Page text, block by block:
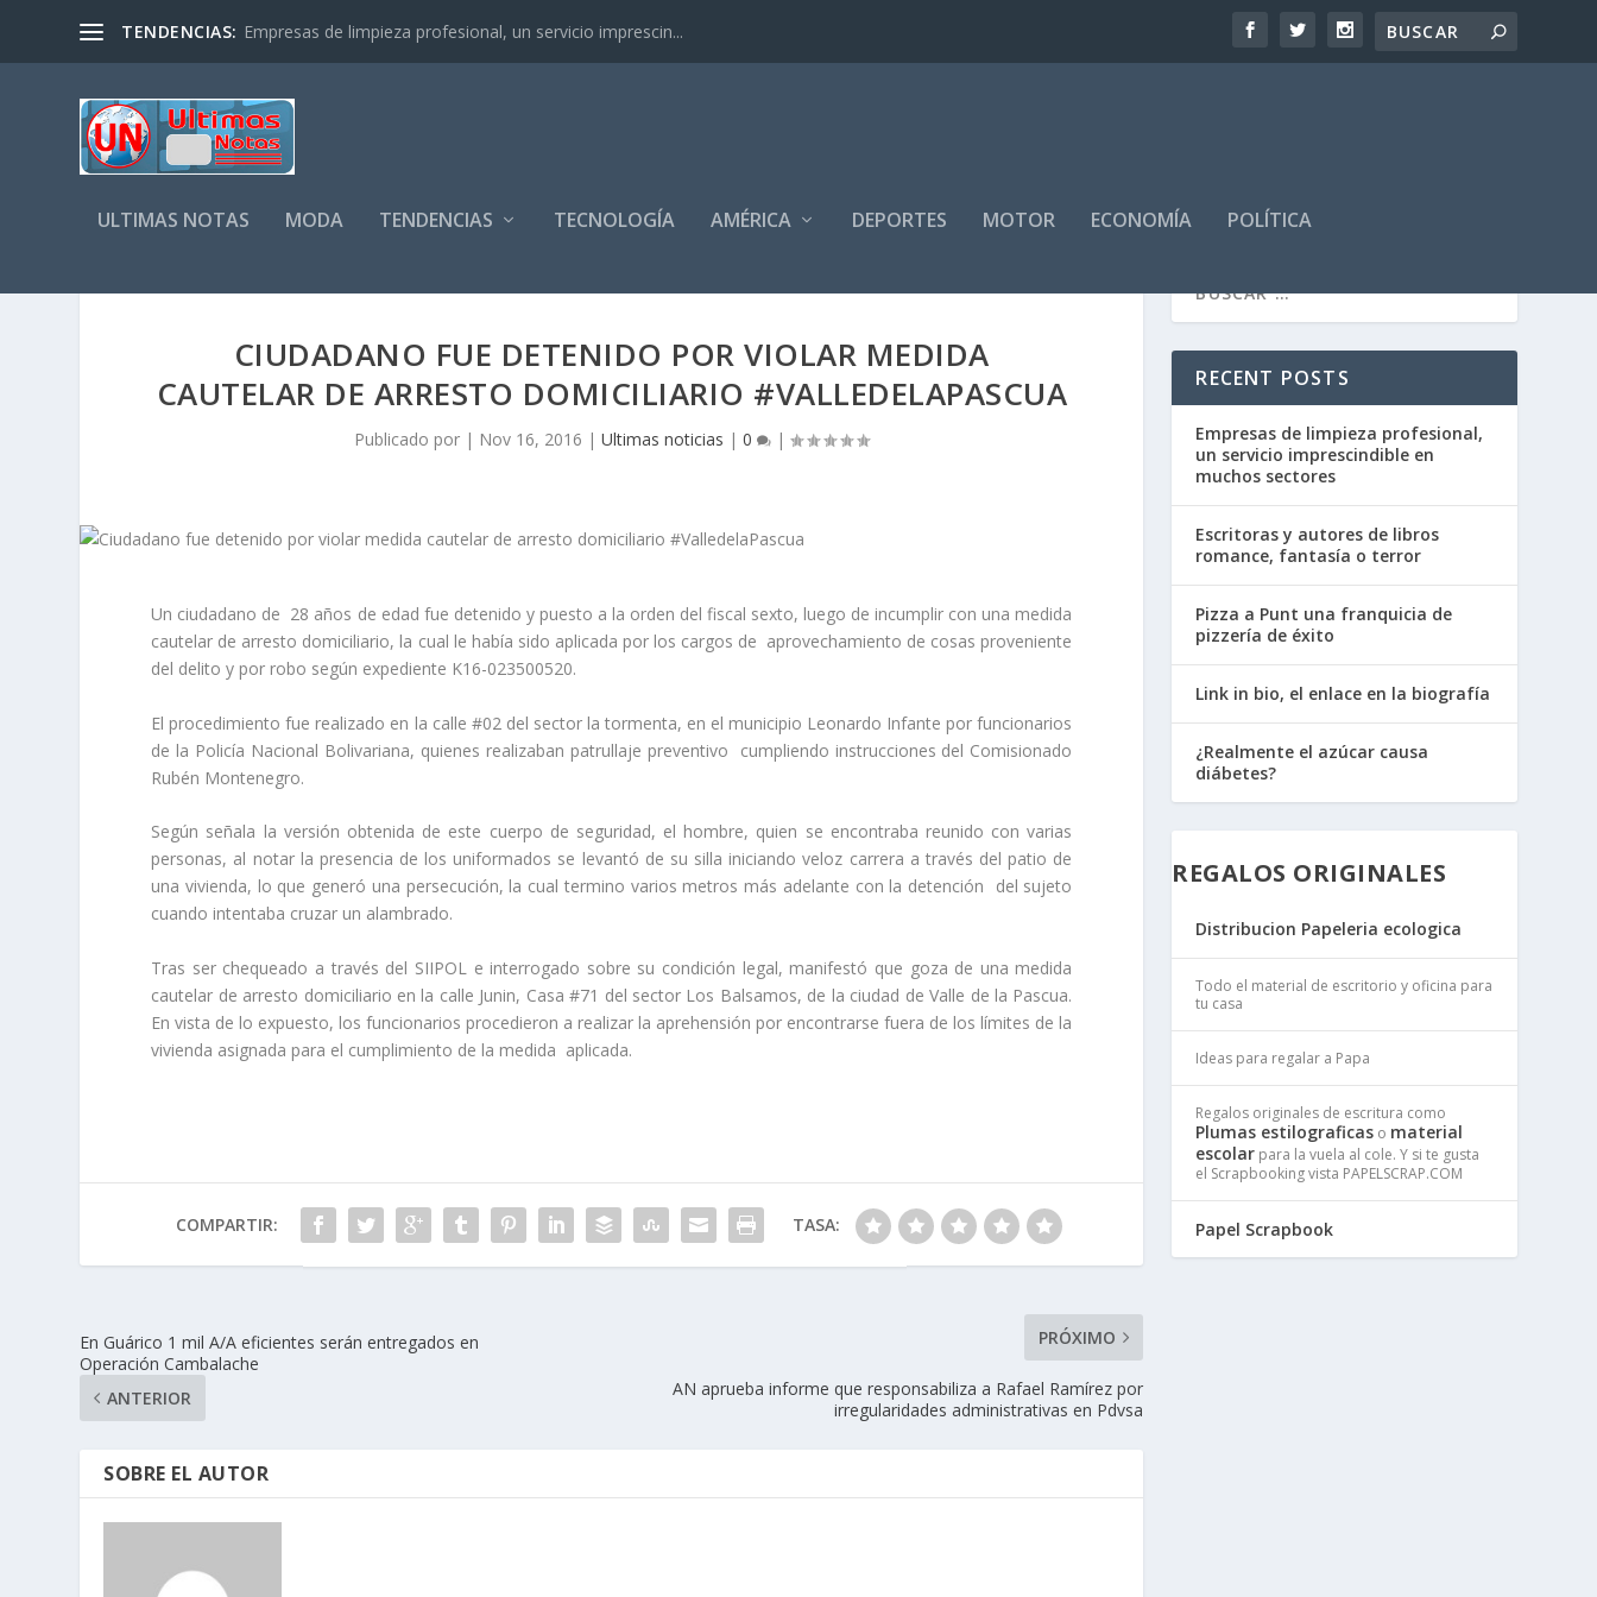
TENDENCIAS: Empresas de limpieza profesional, un servicio imprescin...
ULTIMAS NOTAS MODA TENDENCIAS TECNOLOGÍA AMÉRICA DEPORTES MOTOR ECONOMÍA POLÍTICA
CIUDADANO FUE DETENIDO POR VIOLAR MEDIDA
CAUTELAR DE ARRESTO DOMICILIARIO #VALLEDELAPASCUA
Publicado por | Nov 16, 2016 |Ultimas noticias |0 |
Un ciudadano de 28 años de edad fue detenido y puesto a la orden del fiscal sexto, luego de incumplir con una medida
cautelar de arresto domiciliario, la cual le había sido aplicada por los cargos de aprovechamiento de cosas proveniente
del delito y por robo según expediente K16-023500520.
El procedimiento fue realizado en la calle #02 del sector la tormenta, en el municipio Leonardo Infante por funcionarios
de la Policía Nacional Bolivariana, quienes realizaban patrullaje preventivo cumpliendo instrucciones del Comisionado
Rubén Montenegro.
Según señala la versión obtenida de este cuerpo de seguridad, el hombre, quien se encontraba reunido con varias
personas, al notar la presencia de los uniformados se levantó de su silla iniciando veloz carrera a través del patio de
una vivienda, lo que generó una persecución, la cual termino varios metros más adelante con la detención del sujeto
cuando intentaba cruzar un alambrado.
Tras ser chequeado a través del SIIPOL e interrogado sobre su condición legal, manifestó que goza de una medida
cautelar de arresto domiciliario en la calle Junin, Casa #71 del sector Los Balsamos, de la ciudad de Valle de la Pascua.
En vista de lo expuesto, los funcionarios procedieron a realizar la aprehensión por encontrarse fuera de los límites de la
vivienda asignada para el cumplimiento de la medida aplicada.
COMPARTIR: TASA:
En Guárico 1 mil A/A eficientes serán entregados en
Operación Cambalache
ANTERIOR
PRÓXIMO
AN aprueba informe que responsabiliza a Rafael Ramírez por
irregularidades administrativas en Pdvsa
SOBRE EL AUTOR
RECENT POSTS
Empresas de limpieza profesional,
un servicio imprescindible en
muchos sectores
Escritoras y autores de libros
romance, fantasía o terror
Pizza a Punt una franquicia de
pizzería de éxito
Link in bio, el enlace en la biografía
¿Realmente el azúcar causa
diábetes?
REGALOS ORIGINALES
Distribucion Papeleria ecologica
Todo el material de escritorio y oficina para
tu casa
Ideas para regalar a Papa
Regalos originales de escritura como
Plumas estilograficas o material
escolar para la vuela al cole. Y si te gusta
el Scrapbooking vista PAPELSCRAP.COM
Papel Scrapbook